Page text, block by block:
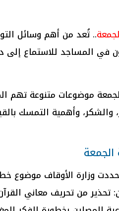
.. تُعد من أهم وسائل
في المساجد للاستماع إلى
موضوعات متنوعة تهم
والشكر، وأهمية التمسك
تحذير من تحريف معاني